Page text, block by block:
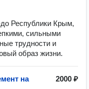
Республики Крым,
сильными
трудности и
образ жизни.
на
2000 ₽